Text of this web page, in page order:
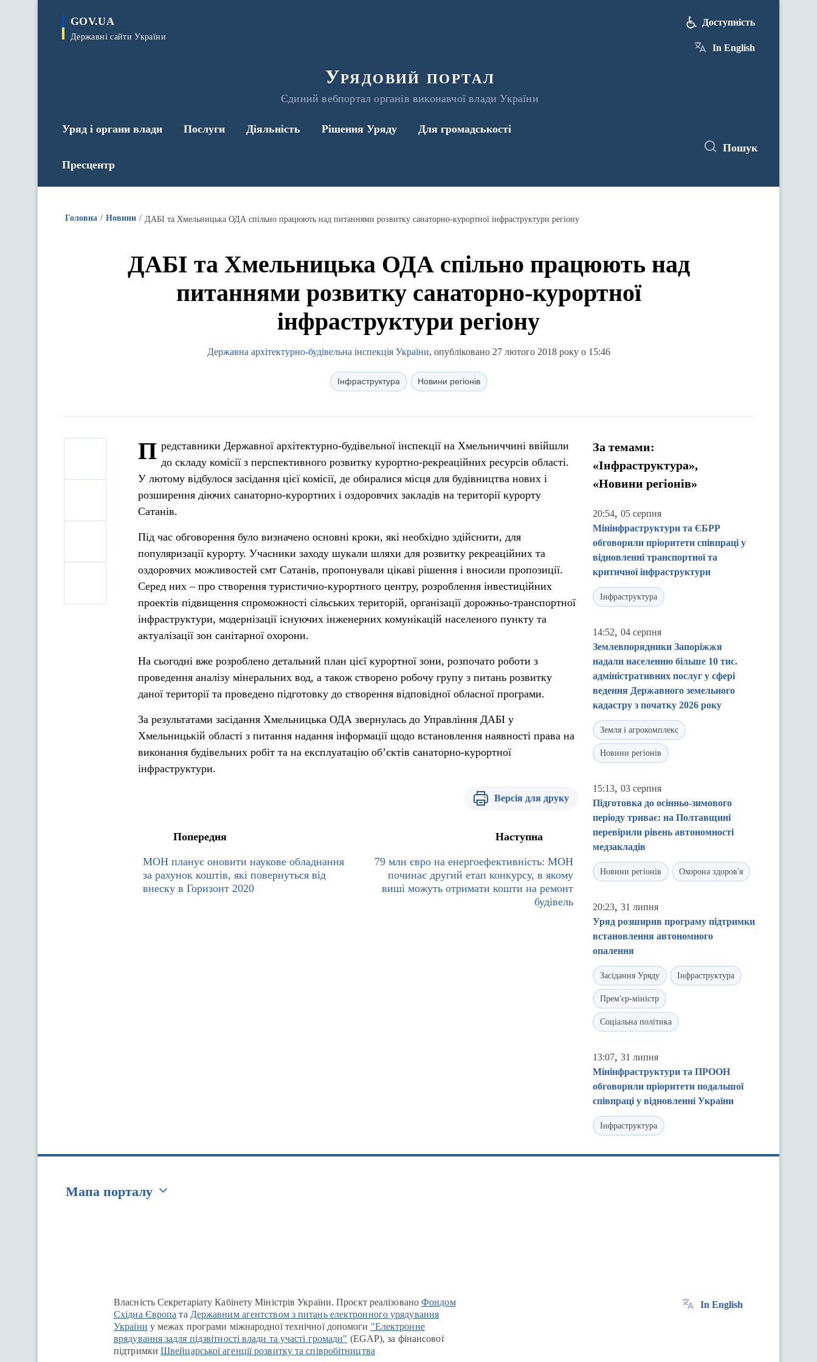
GOV.UA
Державні сайти України
Урядовий портал
Єдиний вебпортал органів виконавчої влади України
Доступність
In English
Уряд і органи влади Послуги Діяльність Рішення Уряду Для громадськості
Пресцентр
Пошук
Головна Новини ДАБІ та Хмельницька ОДА спільно працюють над питаннями розвитку санаторно-курортної інфраструктури регіону
ДАБІ та Хмельницька ОДА спільно працюють над
питаннями розвитку санаторно-курортної
інфраструктури регіону
Державна архітектурно-будівельна інспекція України, опубліковано 27 лютого 2018 року о 15:46
Інфраструктура Новини регіонів
П редставники Державної архітектурно-будівельної інспекції на Хмельниччині ввійшли
до складу комісії з перспективного розвитку курортно-рекреаційних ресурсів області.
У лютому відбулося засідання цієї комісії, де обиралися місця для будівництва нових і
розширення діючих санаторно-курортних і оздоровчих закладів на території курорту
Сатанів.
Під час обговорення було визначено основні кроки, які необхідно здійснити, для
популяризації курорту. Учасники заходу шукали шляхи для розвитку рекреаційних та
оздоровчих можливостей смт Сатанів, пропонували цікаві рішення і вносили пропозиції.
Серед них – про створення туристично-курортного центру, розроблення інвестиційних
проектів підвищення спроможності сільських територій, організації дорожньо-транспортної
інфраструктури, модернізації існуючих інженерних комунікацій населеного пункту та
актуалізації зон санітарної охорони.
На сьогодні вже розроблено детальний план цієї курортної зони, розпочато роботи з
проведення аналізу мінеральних вод, а також створено робочу групу з питань розвитку
даної території та проведено підготовку до створення відповідної обласної програми.
За результатами засідання Хмельницька ОДА звернулась до Управління ДАБІ у
Хмельницькій області з питання надання інформації щодо встановлення наявності права на
виконання будівельних робіт та на експлуатацію об’єктів санаторно-курортної
інфраструктури.
Версія для друку
Попередня
МОН планує оновити наукове обладнання
за рахунок коштів, які повернуться від
внеску в Горизонт 2020
Наступна
79 млн євро на енергоефективність: МОН
починає другий етап конкурсу, в якому
виші можуть отримати кошти на ремонт
будівель
За темами:
«Інфраструктура»,
«Новини регіонів»
20:54, 05 серпня
Мінінфраструктури та ЄБРР
обговорили пріоритети співпраці у
відновленні транспортної та
критичної інфраструктури
Інфраструктура
14:52, 04 серпня
Землевпорядники Запоріжжя
надали населенню більше 10 тис.
адміністративних послуг у сфері
ведення Державного земельного
кадастру з початку 2026 року
Земля і агрокомплекс
Новини регіонів
15:13, 03 серпня
Підготовка до осінньо-зимового
періоду триває: на Полтавщині
перевірили рівень автономності
медзакладів
Новини регіонів Охорона здоров'я
20:23, 31 липня
Уряд розширив програму підтримки
встановлення автономного
опалення
Засідання Уряду Інфраструктура
Прем'єр-міністр
Соціальна політика
13:07, 31 липня
Мінінфраструктури та ПРООН
обговорили пріоритети подальшої
співпраці у відновленні України
Інфраструктура
Мапа порталу
Власність Секретаріату Кабінету Міністрів України. Проєкт реалізованоФондом
Східна Європа та Державним агентством з питань електронного урядування
України у межах програми міжнародної технічної допомоги "Електронне
врядування задля підзвітності влади та участі громади" (EGAP), за фінансової
підтримки Швейцарської агенції розвитку та співробітництва
In English